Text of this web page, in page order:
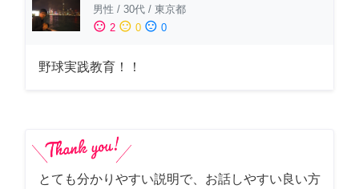
男性 / 30代 / 東京都
sentiment_satisfied 2 sentiment_neutral 0 sentiment_dissatisfied 0
野球実践教育！！
とても分かりやすい説明で、お話しやすい良い方